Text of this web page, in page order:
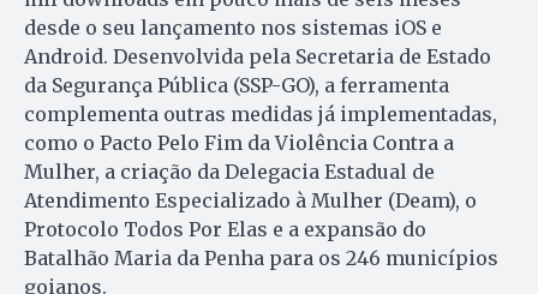
desde o seu lançamento nos sistemas iOS e
Android. Desenvolvida pela Secretaria de Estado
da Segurança Pública (SSP-GO), a ferramenta
complementa outras medidas já implementadas,
como o Pacto Pelo Fim da Violência Contra a
Mulher, a criação da Delegacia Estadual de
Atendimento Especializado à Mulher (Deam), o
Protocolo Todos Por Elas e a expansão do
Batalhão Maria da Penha para os 246 municípios
goianos.